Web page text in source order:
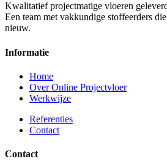
Kwalitatief projectmatige vloeren
Een team met vakkundige stoffeerders
nieuw.
Informatie
Home
Over Online Projectvloer
Werkwijze
Referenties
Contact
Contact